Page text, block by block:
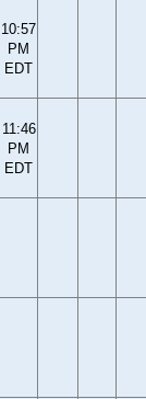
10:57
PM
EDT
11:46
PM
EDT